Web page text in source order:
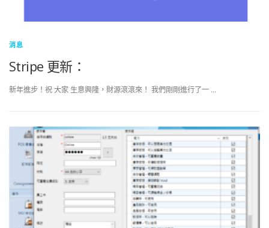
消息
Stripe 更新：
新年進步！祝 大家 生意興隆，財源滾滾來！ 我們剛剛進行了一 …